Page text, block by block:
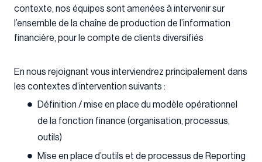
contexte, nos équipes sont amenées à intervenir sur
l’ensemble de la chaîne de production de l’information
financière, pour le compte de clients diversifiés
En nous rejoignant vous interviendrez principalement dans
les contextes d’intervention suivants :
Définition / mise en place du modèle opérationnel
de la fonction finance (organisation, processus,
outils)
Mise en place d’outils et de processus de Reporting